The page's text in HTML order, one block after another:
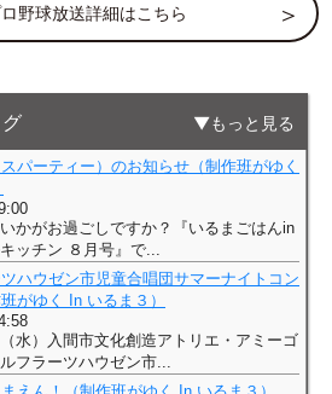
野球放送詳細はこちら
もっと見る